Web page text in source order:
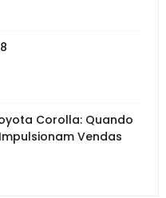
Corolla: Quando
Vendas